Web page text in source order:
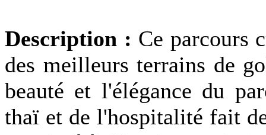
Description : Ce parcours
des meilleurs terrains de
beauté et l'élégance du
thaï et de l'hospitalité fait